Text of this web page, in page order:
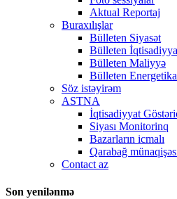
Aktual Reportaj
Buraxılışlar
Bülleten Siyasət
Bülleten
Bülleten Maliyyə
Bülleten Energetika
Söz istəyirəm
ASTNA
İqtisadiyyat
Siyası Monitorinq
Bazarların icmalı
Qarabağ
Contact az
Son yenilənmə